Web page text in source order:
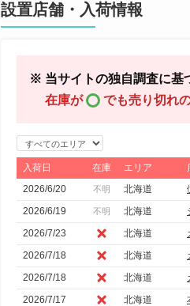
設置店舗・入荷情報
※ 当サイトの独自調査に基
在庫が
でも売り切れ
エ
リ
ア
り
込
み
入荷日 在庫 エリア
2026/6/20
不明 北海道
2026/6/19
不明 北海道
2026/7/23
北海道
2026/7/18
北海道
2026/7/18
北海道
2026/7/17
北海道